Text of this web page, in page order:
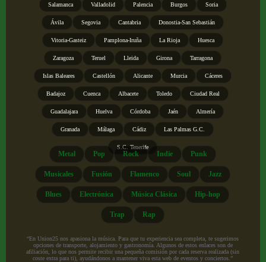
Salamanca Valladolid Palencia Burgos Soria
Ávila Segovia Cantabria Donostia-San Sebastián
Vitoria-Gasteiz Pamplona-Iruña La Rioja Huesca
Zaragoza Teruel Lleida Girona Tarragona
Islas Baleares Castellón Alicante Murcia Cáceres
Badajoz Cuenca Albacete Toledo Ciudad Real
Guadalajara Huelva Córdoba Jaén Almería
Granada Málaga Cádiz Las Palmas G.C.
S.C. Tenerife
Metal Pop Rock Indie Punk
Musicales Fusión Flamenco Soul Jazz
Blues Electrónica Música Clásica Hip-hop
Trap Rap
“En Union25 nos apasiona la música. Para que tu experiencia sea completa, te sugerimos
opciones de transporte, alojamiento y gastronomía. Algunos de estos enlaces son de
afiliación, lo que nos permite recibir una pequeña comisión por cada reserva realizada (sin
coste extra para ti), ayudándonos a mantener viva esta web de eventos y conciertos.”